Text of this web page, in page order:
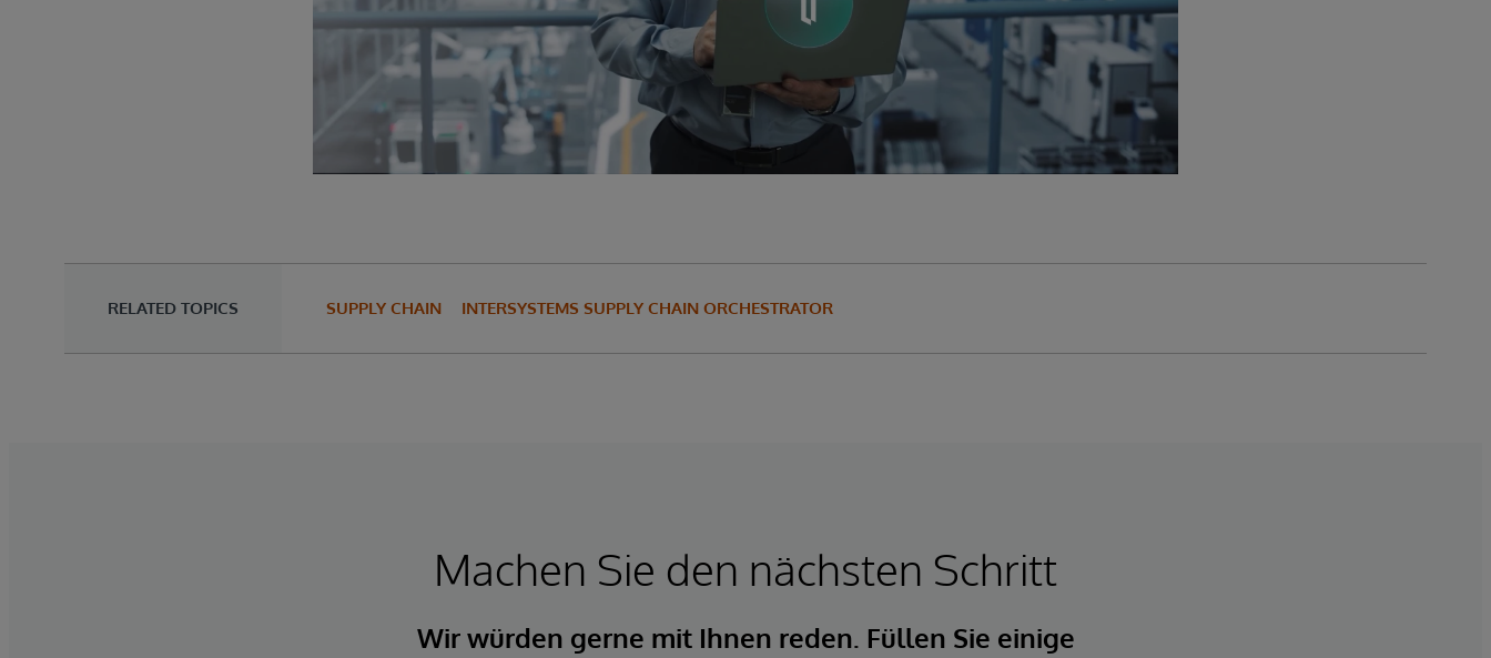
RELATED TOPICS SUPPLY CHAIN INTERSYSTEMS SUPPLY CHAIN ORCHESTRATOR
Machen Sie den nächsten Schritt
Wir würden gerne mit Ihnen reden. Füllen Sie einige